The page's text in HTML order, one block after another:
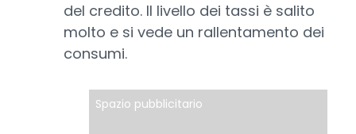
del credito. Il livello dei tassi è salito
molto e si vede un rallentamento dei
consumi.
Spazio pubblicitario